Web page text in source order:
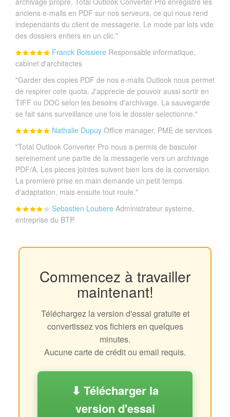
anciens e-mails en PDF sur nos serveurs, ce qui nous rend
independants du client de messagerie. Le mode par lots vide
des dossiers entiers en un clic."
Franck Boissiere Responsable informatique,
cabinet d'architectes
"Garder des copies PDF de nos e-mails Outlook nous permet
de respirer cote quota. J'apprecie de pouvoir aussi sortir en
TIFF ou DOC selon les besoins d'archivage. La sauvegarde
se fait sans surveillance une fois le dossier selectionne."
Nathalie Dupuy Office manager, PME de services
"Total Outlook Converter Pro nous a permis de basculer
sereinement une partie de la messagerie vers un archivage
PDF/A. Les pieces jointes suivent bien lors de la conversion.
La premiere prise en main demande un petit temps
d'adaptation, mais ensuite tout roule."
Sebastien Loubere Administrateur systeme,
entreprise du BTP
Commencez à travailler
maintenant!
Téléchargez la version d'essai gratuite et
convertissez vos fichiers en quelques
minutes.
Aucune carte de crédit ou email requis.
⬇ Télécharger la
version d'essai